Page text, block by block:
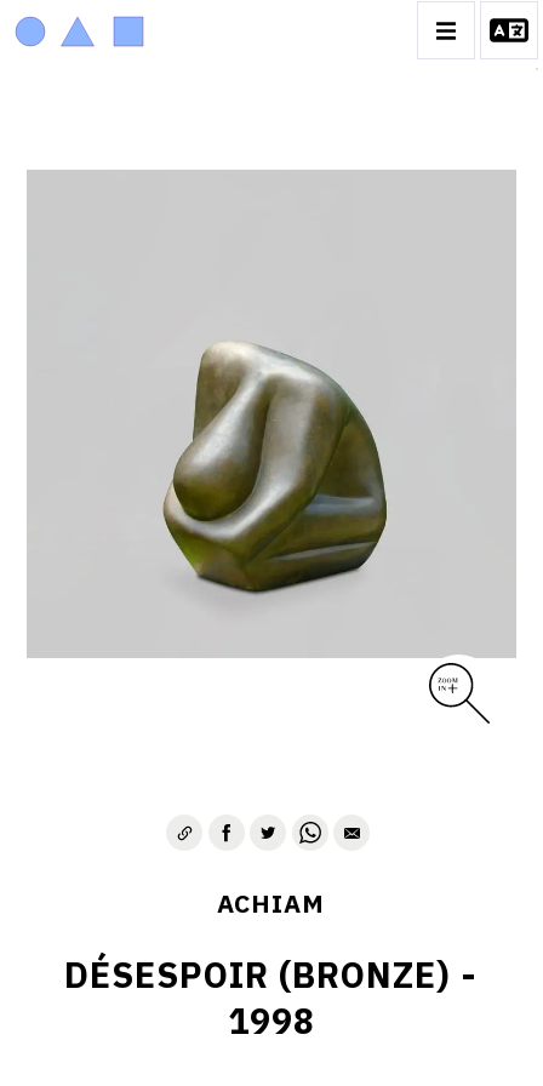
CATALOGUE DES OEUVRES
ANIMAUX & PLANTES
BIBLIQUE
ENGAGEMENTS & SOCIÉTÉ
MUSIQUE & DANSE
VIE & SENTIMENTS
VISAGES
ACHIAM
DÉSESPOIR (BRONZE) -
1998